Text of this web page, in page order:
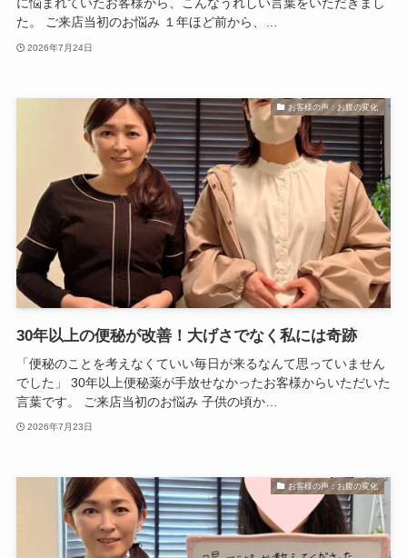
に悩まれていたお客様から、こんなうれしい言葉をいただきまし
た。 ご来店当初のお悩み １年ほど前から、…
2026年7月24日
お客様の声：お腹の変化
30年以上の便秘が改善！大げさでなく私には奇跡
「便秘のことを考えなくていい毎日が来るなんて思っていません
でした」 30年以上便秘薬が手放せなかったお客様からいただいた
言葉です。 ご来店当初のお悩み 子供の頃か…
2026年7月23日
お客様の声：お腹の変化